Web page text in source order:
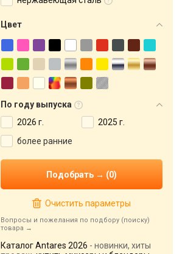
Цвет
По году выпуска
2026 г.
2025 г.
более ранние
Очистить параметры
Вопросы и пожелания по подбору (поиску)
товара
Каталог Antares 2026 - новинки, хиты